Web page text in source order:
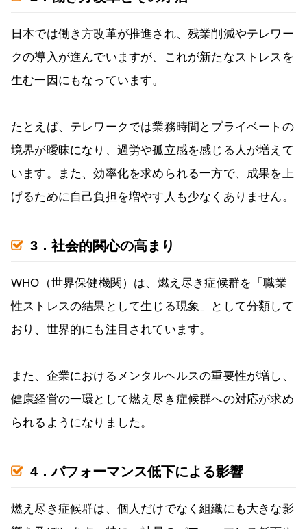
日本では働き方改革が推進され、残業削減やテレワー
クの導入が進んでいますが、これが新たなストレスを
生む一因にもなっています。
たとえば、テレワークでは業務時間とプライベートの
境界が曖昧になり、過労や孤立感を感じる人が増えて
います。また、効率化を求められる一方で、成果を上
げるために自己負担を増やす人も少なくありません。
3．社会的関心の高まり
WHO（世界保健機関）は、燃え尽き症候群を「職業
性ストレスの結果として生じる現象」として分類して
おり、世界的にも注目されています。
また、企業におけるメンタルヘルスの重要性が増し、
健康経営の一環として燃え尽き症候群への対応が求め
られるようになりました。
4．パフォーマンス低下による影響
燃え尽き症候群は、個人だけでなく組織にも大きな影